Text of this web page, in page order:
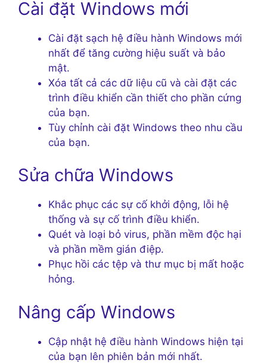
Cài đặt Windows mới
Cài đặt sạch hệ điều hành Windows mới
nhất để tăng cường hiệu suất và bảo
mật.
Xóa tất cả các dữ liệu cũ và cài đặt các
trình điều khiển cần thiết cho phần cứng
của bạn.
Tùy chỉnh cài đặt Windows theo nhu cầu
của bạn.
Sửa chữa Windows
Khắc phục các sự cố khởi động, lỗi hệ
thống và sự cố trình điều khiển.
Quét và loại bỏ virus, phần mềm độc hại
và phần mềm gián điệp.
Phục hồi các tệp và thư mục bị mất hoặc
hỏng.
Nâng cấp Windows
Cập nhật hệ điều hành Windows hiện tại
của bạn lên phiên bản mới nhất.